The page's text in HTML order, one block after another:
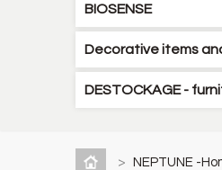
BIOSENSE
Decorative items
DESTOCKAGE -
>
NEPTUNE -